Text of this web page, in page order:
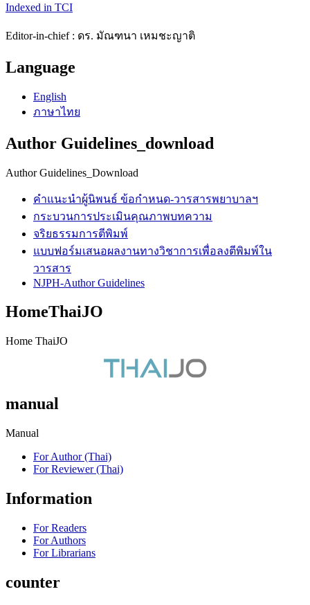
Indexed in TCI
Editor-in-chief : ดร. มัณฑนา เหมชะญาติ
Language
English
ภาษาไทย
Author Guidelines_download
Author Guidelines_Download
คำแนะนำผู้นิพนธ์ ข้อกำหนด-วารสารพยาบาลฯ
กระบวนการประเมินคุณภาพบทความ
จริยธรรมการตีพิมพ์
แบบฟอร์มเสนอผลงานทางวิชาการเพื่อลงตีพิมพ์ใน
วารสาร
NJPH-Author Guidelines
HomeThaiJO
Home ThaiJO
manual
Manual
For Author (Thai)
For Reviewer (Thai)
Information
For Readers
For Authors
For Librarians
counter